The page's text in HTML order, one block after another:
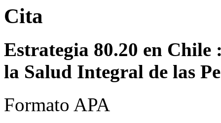
Cita
Estrategia 80.20 en
la Salud Integral de las
Formato APA